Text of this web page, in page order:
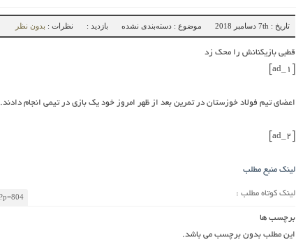
تاریخ : 7th دسامبر 2018 موضوع : دسته‌بندی نشده بازدید : نظرات : بدون نظر
قطبی بازیکنانش را محک زد
اعضای تیم فولاد خوزستان در تمرین بعد از ظهر امروز خود یک بازی در تیمی انجام دادند.
لینک منبع مطلب
لینک کوتاه مطلب :
برچسب ها
این مطلب بدون برچسب می باشد.